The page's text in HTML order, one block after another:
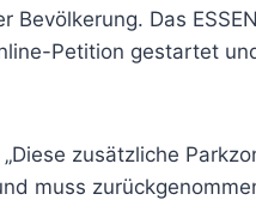
Das
Petition gestartet
zusätzliche
muss